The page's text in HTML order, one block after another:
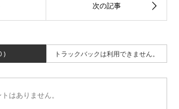
) トラックバックは利用できません。
はありません。